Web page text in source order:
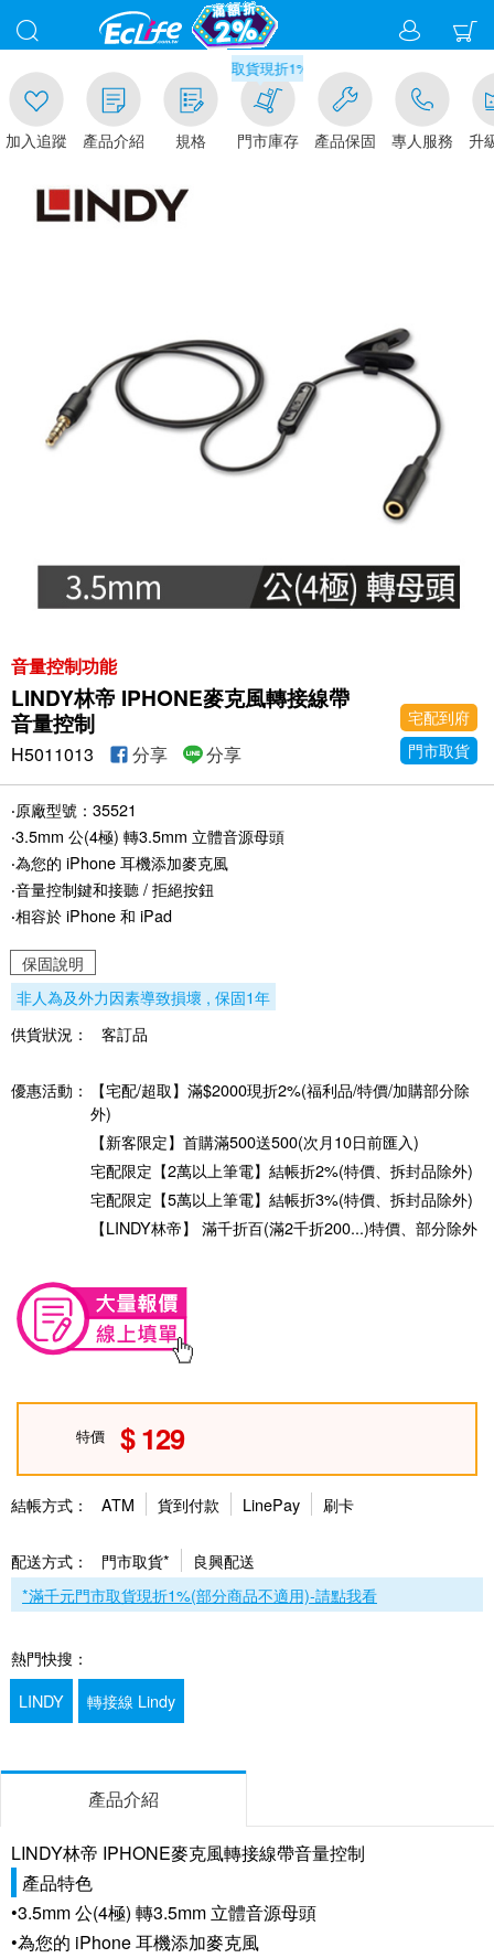
加入追蹤 產品介紹 規格
滿千元門市取貨現折1%(部分商品不適用)-請點我看
門市庫存 產品保固 專人服務 升
音量控制功能
LINDY林帝 IPHONE麥克風轉接線帶
音量控制
宅配到府
門市取貨
H5011013 分享 分享
‧原廠型號：35521
‧3.5mm 公(4極) 轉3.5mm 立體音源母頭
‧為您的 iPhone 耳機添加麥克風
‧音量控制鍵和接聽 / 拒絕按鈕
‧相容於 iPhone 和 iPad
保固說明
非人為及外力因素導致損壞 , 保固1年
供貨狀況：
客訂品
優惠活動：
【宅配/超取】滿$2000現折2%(福利品/特價/加購部分除
外)
【新客限定】首購滿500送500(次月10日前匯入)
宅配限定【2萬以上筆電】結帳折2%(特價、拆封品除外)
宅配限定【5萬以上筆電】結帳折3%(特價、拆封品除外)
【LINDY林帝】 滿千折百(滿2千折200...)特價、部分除外
特價 129
結帳方式： ATM 貨到付款 LinePay 刷卡
配送方式： 門市取貨*
良興配送
*滿千元門市取貨現折1%(部分商品不適用)-請點我看
熱門快搜：
LINDY
轉接線 Lindy
產品介紹
LINDY林帝 IPHONE麥克風轉接線帶音量控制
產品特色
•3.5mm 公(4極) 轉3.5mm 立體音源母頭
•為您的 iPhone 耳機添加麥克風